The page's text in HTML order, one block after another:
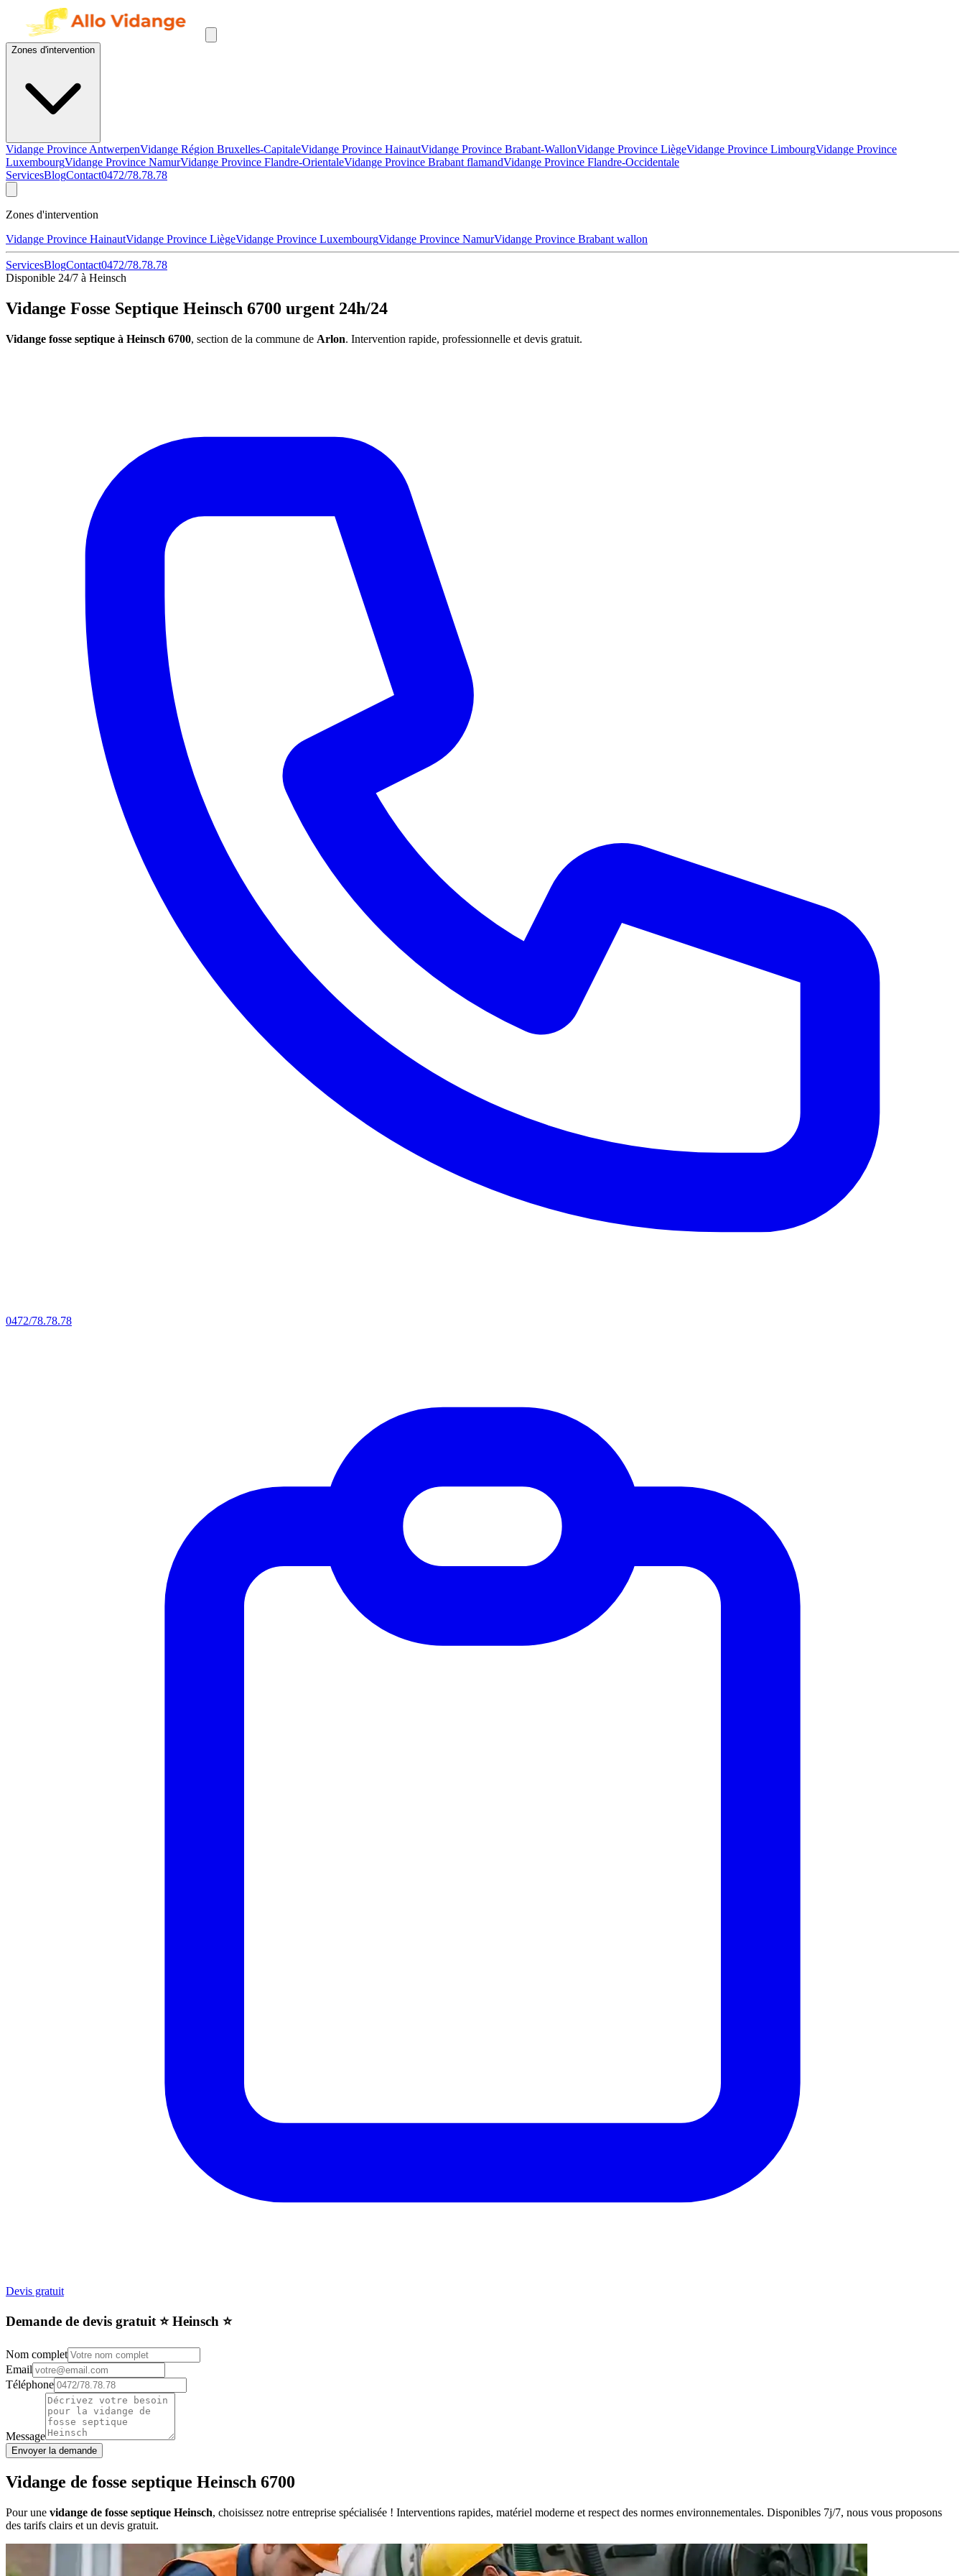
Zones d'intervention
Vidange Province AntwerpenVidange Région Bruxelles-CapitaleVidange Province HainautVidange Province Brabant-WallonVidange Province LiègeVidange Province LimbourgVidange Province
LuxembourgVidange Province NamurVidange Province Flandre-OrientaleVidange Province Brabant flamandVidange Province Flandre-Occidentale
ServicesBlogContact0472/78.78.78
Zones d'intervention
Vidange Province HainautVidange Province LiègeVidange Province LuxembourgVidange Province NamurVidange Province Brabant wallon
ServicesBlogContact0472/78.78.78
Disponible 24/7 à Heinsch
Vidange Fosse Septique Heinsch 6700 urgent 24h/24
Vidange fosse septique à Heinsch 6700, section de la commune de Arlon. Intervention rapide, professionnelle et devis gratuit.
0472/78.78.78
Devis gratuit
Demande de devis gratuit ⭐️ Heinsch ⭐️
Nom complet
Email
Téléphone
Message
Envoyer la demande
Vidange de fosse septique Heinsch 6700
Pour une vidange de fosse septique Heinsch, choisissez notre entreprise spécialisée ! Interventions rapides, matériel moderne et respect des normes environnementales. Disponibles 7j/7, nous vous proposons
des tarifs clairs et un devis gratuit.